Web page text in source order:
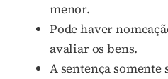
menor.
Pode haver
avaliar os bens.
A sentença somente